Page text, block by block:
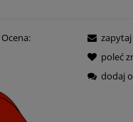
Ocena:
poleć
dodaj